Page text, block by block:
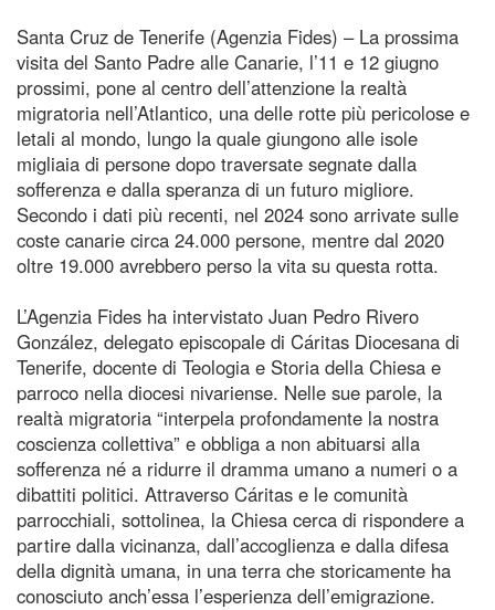
Santa Cruz de Tenerife (Agenzia Fides) – La prossima
visita del Santo Padre alle Canarie, l’11 e 12 giugno
prossimi, pone al centro dell’attenzione la realtà
migratoria nell’Atlantico, una delle rotte più pericolose e
letali al mondo, lungo la quale giungono alle isole
migliaia di persone dopo traversate segnate dalla
sofferenza e dalla speranza di un futuro migliore.
Secondo i dati più recenti, nel 2024 sono arrivate sulle
coste canarie circa 24.000 persone, mentre dal 2020
oltre 19.000 avrebbero perso la vita su questa rotta.
L’Agenzia Fides ha intervistato Juan Pedro Rivero
González, delegato episcopale di Cáritas Diocesana di
Tenerife, docente di Teologia e Storia della Chiesa e
parroco nella diocesi nivariense. Nelle sue parole, la
realtà migratoria “interpela profondamente la nostra
coscienza collettiva” e obbliga a non abituarsi alla
sofferenza né a ridurre il dramma umano a numeri o a
dibattiti politici. Attraverso Cáritas e le comunità
parrocchiali, sottolinea, la Chiesa cerca di rispondere a
partire dalla vicinanza, dall’accoglienza e dalla difesa
della dignità umana, in una terra che storicamente ha
conosciuto anch’essa l’esperienza dell’emigrazione.